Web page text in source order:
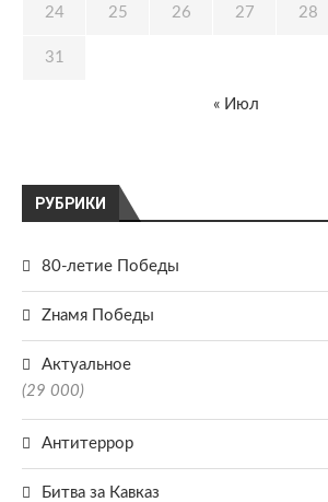
РУБРИКИ
80-летие Победы
Zнамя Победы
Актуальное
(29 000)
Антитеррор
Битва за Кавказ
24 25 26 27 28
31
« Июл